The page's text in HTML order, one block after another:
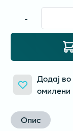
-
Додај во
омилени
Опис